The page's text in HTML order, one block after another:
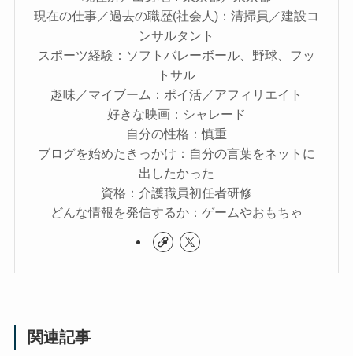
現在の仕事／過去の職歴(社会人)：清掃員／建設コ
ンサルタント
スポーツ経験：ソフトバレーボール、野球、フッ
トサル
趣味／マイブーム：ポイ活／アフィリエイト
好きな映画：シャレード
自分の性格：慎重
ブログを始めたきっかけ：自分の言葉をネットに
出したかった
資格：介護職員初任者研修
どんな情報を発信するか：ゲームやおもちゃ
関連記事